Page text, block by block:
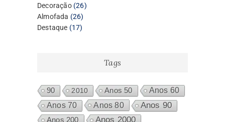
Decoração 2626
Almofada 2626
produtos
Destaque 1717
Tags
90 2010 Anos 50
Anos 60
Anos 70
Anos 80 Anos 90
Anos 200 Anos 2000